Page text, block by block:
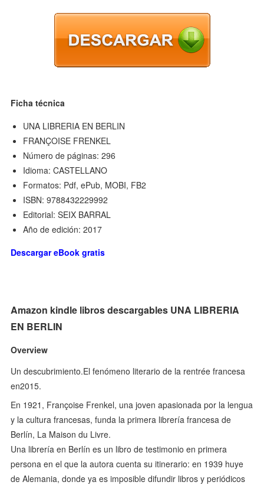
Ficha técnica
UNA LIBRERIA EN BERLIN
FRANÇOISE FRENKEL
Número de páginas: 296
Idioma: CASTELLANO
Formatos: Pdf, ePub, MOBI, FB2
ISBN: 9788432229992
Editorial: SEIX BARRAL
Año de edición: 2017
Descargar eBook gratis
Amazon kindle libros descargables UNA LIBRERIA
EN BERLIN
Overview
Un descubrimiento.El fenómeno literario de la rentrée francesa
en2015.
En 1921, Françoise Frenkel, una joven apasionada por la lengua
y la cultura francesas, funda la primera librería francesa de
Berlín, La Maison du Livre.
Una librería en Berlín es un libro de testimonio en primera
persona en el que la autora cuenta su itinerario: en 1939 huye
de Alemania, donde ya es imposible difundir libros y periódicos